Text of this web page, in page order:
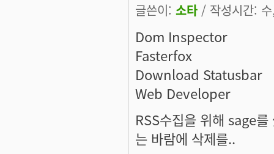
글쓴이: 소타 / 작성시간:
Dom Inspector
Fasterfox
Download Statusbar
Web Developer
RSS수집을 위해 sage
는 바람에 삭제를..